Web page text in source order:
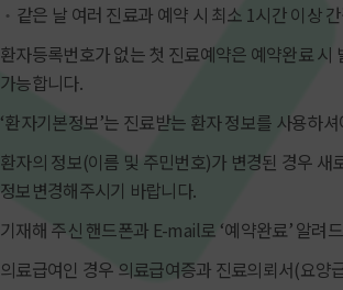
같은 날 여러 진료과 예약 시 최소 1시간 이상
환자등록번호가 없는 첫 진료예약은 예약완료
가능합니다.
‘환자기본정보’는 진료받는 환자 정보를 사용하
환자의 정보(이름 및 주민번호)가 변경된 경우
정보변경해주시기 바랍니다.
기재해 주신 핸드폰과 E-mail로 ‘예약완료’ 알려
의료급여인 경우 의료급여증과 진료의뢰서(요양